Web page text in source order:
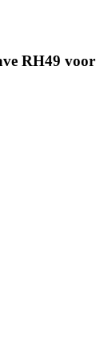
RH49 voor